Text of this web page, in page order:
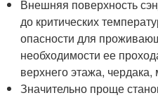
Внешняя поверхность
до критических
опасности для
необходимости ее
верхнего этажа,
Значительно проще